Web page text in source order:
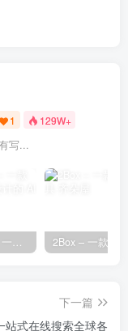
1 129W+
写...
Core AI Power – 一款专为 WordPress 设计的 AI 增强插件
下一篇
站式在线搜索全球各